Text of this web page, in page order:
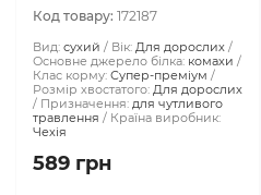
Код товару: 172187
Вид: сухий Вік: Для дорослих
Основне джерело білка: комахи
Клас корму: Супер-преміум
Розмір хвостатого: Для дорослих
Призначення: для чутливого
травлення
Країна виробник:
Чехія
589 грн